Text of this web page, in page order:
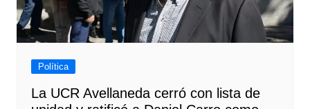
Política
La UCR Avellaneda cerró con lista de